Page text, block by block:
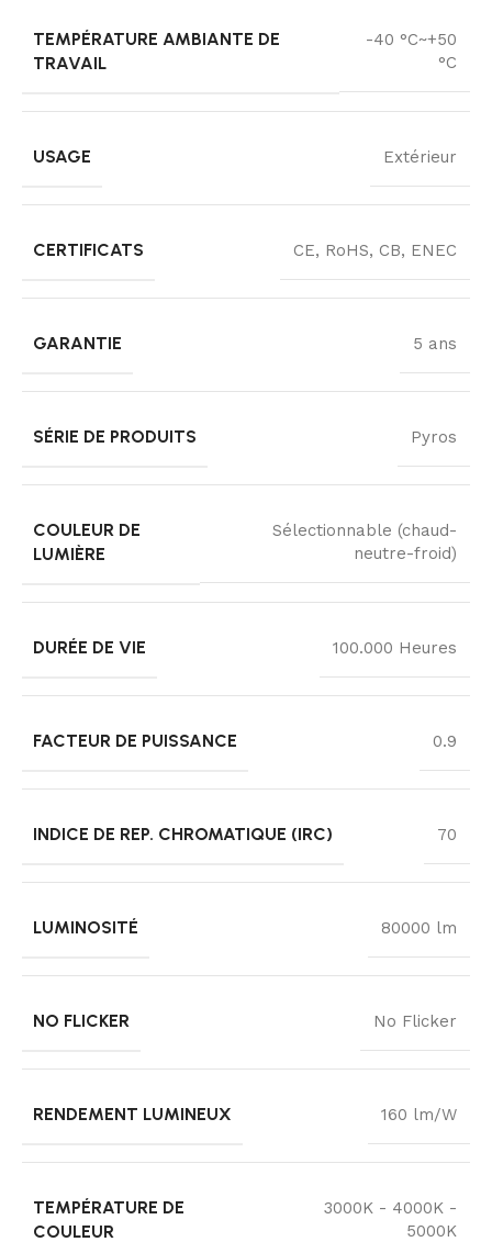
TEMPÉRATURE AMBIANTE DE
TRAVAIL
-40 °C~+50
°C
USAGE Extérieur
CERTIFICATS CE, RoHS, CB, ENEC
GARANTIE 5 ans
SÉRIE DE PRODUITS Pyros
COULEUR DE
LUMIÈRE
Sélectionnable (chaud-
neutre-froid)
DURÉE DE VIE 100.000 Heures
FACTEUR DE PUISSANCE 0.9
INDICE DE REP. CHROMATIQUE (IRC) 70
LUMINOSITÉ 80000 lm
NO FLICKER No Flicker
RENDEMENT LUMINEUX 160 lm/W
TEMPÉRATURE DE
COULEUR
3000K - 4000K -
5000K